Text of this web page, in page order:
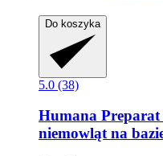
Do koszyka
5.0 (38)
Humana Preparat
niemowląt na